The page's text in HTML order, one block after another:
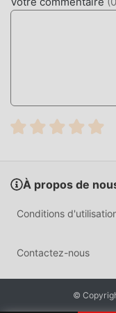
À propos de
Conditions
Contactez-nous
©